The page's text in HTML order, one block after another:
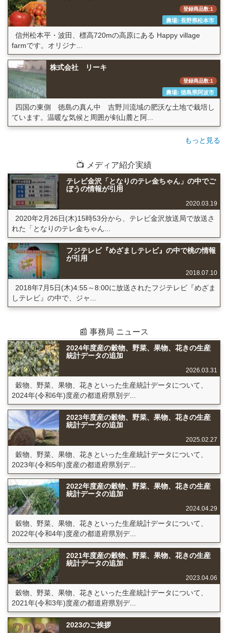
登録商品数:1
農場: 長野県松本市
信州松本平・波田、標高720mの高原にある Happy village
farmです。オリジナ...
株式会社 リーキ
登録商品数:1
農場: 徳島県阿波市
四国の東側 徳島の真ん中 吉野川流域の肥沃な土地で栽培し
ています。温暖な気候と周囲が剣山麓と阿...
もっと見る
📺 メディア紹介実績
テレビ金沢「となりのテレ金ちゃん」の中でご
ぼうの情報が引用
2020.03.19
2020年2月26日(木)15時53分から、テレビ金沢放送局で放送さ
れた「となりのテレ金ちゃん...
フジテレビ『めざましテレビ』の中で桃の情報
が引用
2018.07.10
2018年7月5日(木)4:55～8:00に放送されたフジテレビ『めざま
しテレビ』の中で、ジャ...
📰 事務局 ニュース
2024年度産の穀物、野菜、果物、花きの生産
統計データの追加
2026.03.31
穀物、野菜、果物、花きといった生産統計データについて、
2024年(令和6年)度産の都道府県別デ...
2023年度産の穀物、野菜、果物、花きの生産
統計データの追加
2025.02.27
穀物、野菜、果物、花きといった生産統計データについて、
2023年(令和5年)度産の都道府県別デ...
2022年度産の穀物、野菜、果物、花きの生産
統計データの追加
2024.04.29
穀物、野菜、果物、花きといった生産統計データについて、
2022年(令和4年)度産の都道府県別デ...
2021年度産の穀物、野菜、果物、花きの生産
統計データの追加
2023.04.06
穀物、野菜、果物、花きといった生産統計データについて、
2021年(令和3年)度産の都道府県別デ...
2023のご挨拶